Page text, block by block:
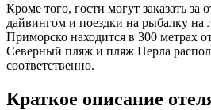
Кроме того, гости могут заказать за
дайвингом и поездки на рыбалку на
Приморско находится в 300 метрах
Северный пляж и пляж Перла
соответственно.
Краткое описание